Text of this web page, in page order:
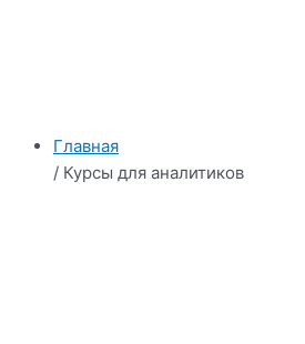
Главная
/ Курсы для аналитиков